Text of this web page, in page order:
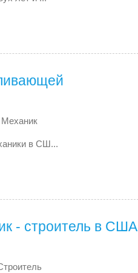
Механик
в СШ...
- строитель в США